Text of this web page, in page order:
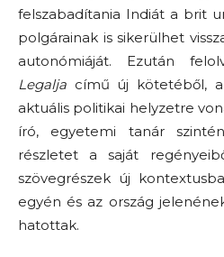
felszabadítania Indiát a brit
polgárainak is sikerülhet
autonómiáját. Ezután
Legalja című új kötetéből,
aktuális politikai helyzetre
író, egyetemi tanár
részletet a saját
szövegrészek új
egyén és az ország
hatottak.